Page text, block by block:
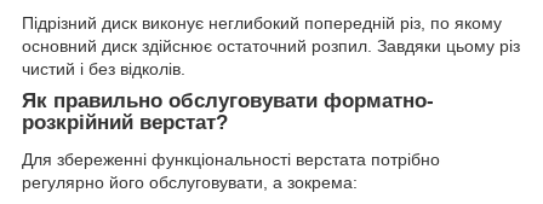
Підрізний диск виконує неглибокий попередній різ, по якому
основний диск здійснює остаточний розпил. Завдяки цьому різ
чистий і без відколів.
Як правильно обслуговувати форматно-
розкрійний верстат?
Для збереженні функціональності верстата потрібно
регулярно його обслуговувати, а зокрема: